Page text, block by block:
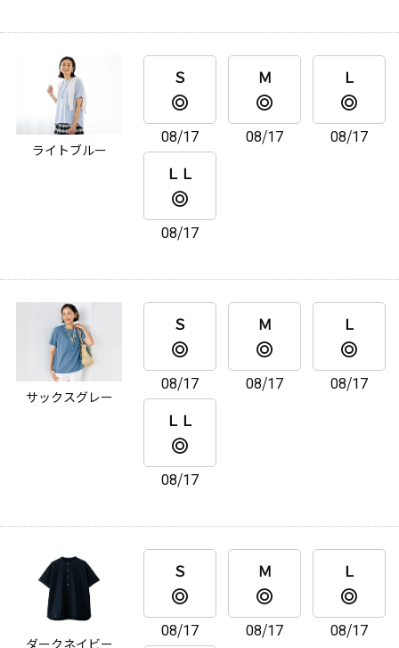
ライトブルー
Ｓ
08/17
Ｍ
08/17
Ｌ
08/17
ＬＬ
08/17
サックスグレー
Ｓ
08/17
Ｍ
08/17
Ｌ
08/17
ＬＬ
08/17
ダークネイビー
Ｓ
08/17
Ｍ
08/17
Ｌ
08/17